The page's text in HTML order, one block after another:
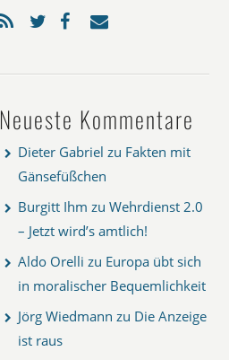
Neueste Kommentare
Dieter Gabriel zu Fakten mit
Gänsefüßchen
Burgitt Ihm zu Wehrdienst 2.0
– Jetzt wird’s amtlich!
Aldo Orelli zu Europa übt sich
in moralischer Bequemlichkeit
Jörg Wiedmann zu Die Anzeige
ist raus